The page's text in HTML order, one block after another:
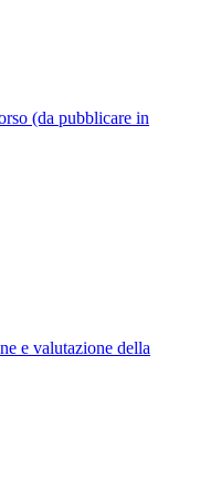
(da pubblicare in
e valutazione della